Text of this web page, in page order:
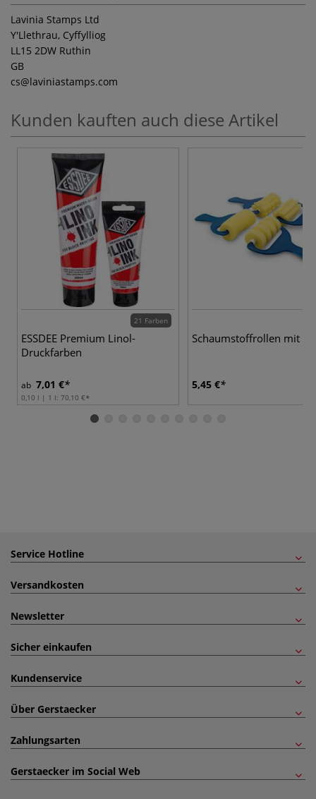
Lavinia Stamps Ltd
Y'Llethrau, Cyffylliog
LL15 2DW Ruthin
GB
cs@laviniastamps.com
Kunden kauften auch diese Artikel
21 Farben
ESSDEE Premium Linol-
Druckfarben
ab 7,01 €
0,10 l | 1 l: 70,10 €
Schaumstoffrollen mit
5,45 €
Service Hotline
Versandkosten
Newsletter
Sicher einkaufen
Kundenservice
Über Gerstaecker
Zahlungsarten
Gerstaecker im Social Web